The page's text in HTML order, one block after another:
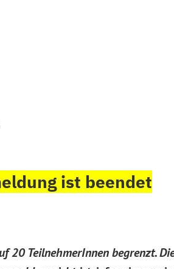
ist beendet
TeilnehmerInnen begrenzt.